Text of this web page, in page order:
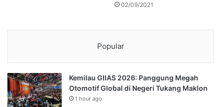
02/09/2021
Popular
Kemilau GIIAS 2026: Panggung Megah
Otomotif Global di Negeri Tukang Maklon
1 hour ago